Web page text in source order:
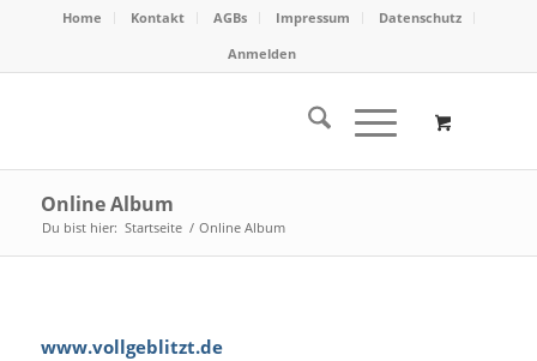
Home Kontakt AGBs Impressum
Datenschutz
Anmelden
Online Album
Du bist hier: Startseite / Online Album
www.vollgeblitzt.de